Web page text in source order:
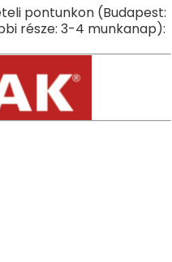
pontunkon (Budapest:
része: 3-4 munkanap):